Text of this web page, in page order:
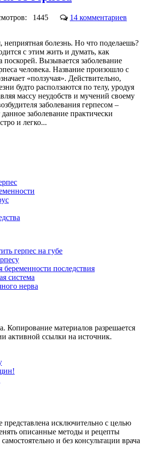
1445 14 комментариев
неприятная болезнь. Но что поделаешь?
с этим жить и думать, как
поскорей. Вызывается заболевание
человека. Название произошло с
«ползучая». Действительно,
будто расползаются по телу, уродуя
массу неудобств и мучений своему
заболевания герпесом –
заболевание практически
и легко...
герпес на губе
беременности последствия
система
нерва
Копирование материалов разрешается
активной ссылки на источник.
исключительно с целью
описанные методы и рецепты
и без консультации врача